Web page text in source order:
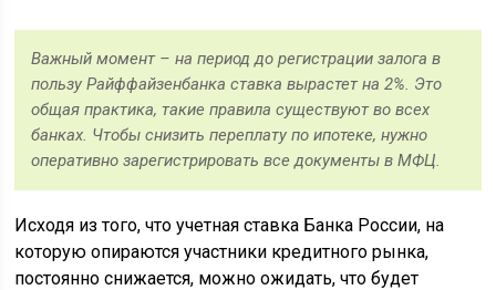
Важный момент – на период до регистрации залога в
пользу Райффайзенбанка ставка вырастет на 2%. Это
общая практика, такие правила существуют во всех
банках. Чтобы снизить переплату по ипотеке, нужно
оперативно зарегистрировать все документы в МФЦ.
Исходя из того, что учетная ставка Банка России, на
которую опираются участники кредитного рынка,
постоянно снижается, можно ожидать, что будет